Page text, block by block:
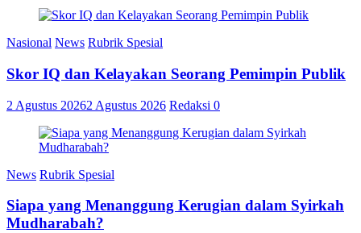
Nasional News Rubrik Spesial
Skor IQ dan Kelayakan Seorang Pemimpin Publik
2 Agustus 20262 Agustus 2026 Redaksi 0
News Rubrik Spesial
Siapa yang Menanggung Kerugian dalam Syirkah
Mudharabah?